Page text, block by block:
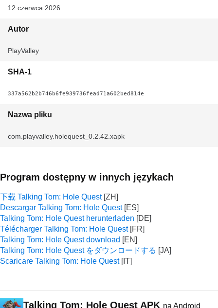
12 czerwca 2026
Autor
PlayValley
SHA-1
337a562b2b746b6fe939736fead71a602bed814e
Nazwa pliku
com.playvalley.holequest_0.2.42.xapk
Program dostępny w innych językach
下载 Talking Tom: Hole Quest
Descargar Talking Tom: Hole Quest
Talking Tom: Hole Quest herunterladen
Télécharger Talking Tom: Hole Quest
Talking Tom: Hole Quest download
Talking Tom: Hole Quest をダウンロードする
Scaricare Talking Tom: Hole Quest
Talking Tom: Hole Quest APK na Android